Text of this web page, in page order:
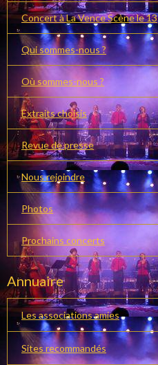
Concert à La Vence Scène le 13
Qui sommes-nous ?
Où sommes-nous ?
Extraits choisis
Revue de presse
Nous rejoindre
Photos
Prochains concerts
Annuaire
Les associations amies
Sites recommandés